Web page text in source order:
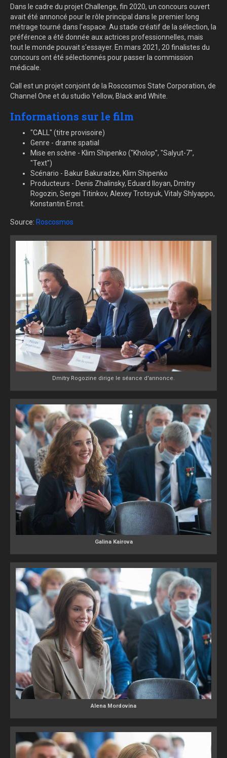
Dans le cadre du projet Challenge, fin 2020, un concours ouvert
avait été annoncé pour le rôle principal dans le premier long
métrage tourné dans l'espace. Au stade créatif de la sélection, la
préférence a été donnée aux actrices professionnelles, mais
tout le monde pouvait s'essayer. En mars 2021, 20 finalistes du
concours ont été sélectionnés pour passer la commission
médicale.
Call est un projet conjoint de la Roscosmos State Corporation, de
Channel One et du studio Yellow, Black and White.
Informations sur le film
"CALL" (titre provisoire)
Genre - drame spatial
Mise en scène - Klim Shipenko ("Kholop", "Salyut-7",
"Text")
Scénario - Bakur Bakuradze, Klim Shipenko
Producteurs - Denis Zhalinsky, Eduard Iloyan, Dmitry
Rogozin, Sergei Titinkov, Alexey Trotsyuk, Vitaly Shlyappo,
Konstantin Ernst.
Source: Roscosmos
Dmitry Rogozine dirige le séance d'annonce.
Galina Kairova
Alena Mordovina